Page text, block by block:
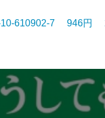
610902-7 946円